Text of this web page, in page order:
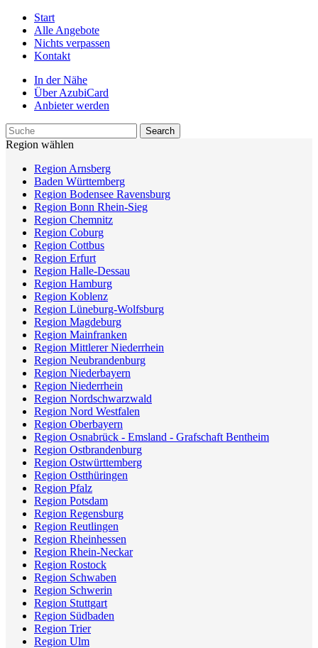
Start
Alle Angebote
Nichts verpassen
Kontakt
In der Nähe
Über AzubiCard
Anbieter werden
Region wählen
Region Arnsberg
Baden Württemberg
Region Bodensee Ravensburg
Region Bonn Rhein-Sieg
Region Chemnitz
Region Coburg
Region Cottbus
Region Erfurt
Region Halle-Dessau
Region Hamburg
Region Koblenz
Region Lüneburg-Wolfsburg
Region Magdeburg
Region Mainfranken
Region Mittlerer Niederrhein
Region Neubrandenburg
Region Niederbayern
Region Niederrhein
Region Nordschwarzwald
Region Nord Westfalen
Region Oberbayern
Region Osnabrück - Emsland - Grafschaft Bentheim
Region Ostbrandenburg
Region Ostwürttemberg
Region Ostthüringen
Region Pfalz
Region Potsdam
Region Regensburg
Region Reutlingen
Region Rheinhessen
Region Rhein-Neckar
Region Rostock
Region Schwaben
Region Schwerin
Region Stuttgart
Region Südbaden
Region Trier
Region Ulm